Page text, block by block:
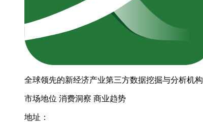
全球领先的新经济产业第三方数据挖掘与分析机构
市场地位 消费洞察 商业趋势
地址：